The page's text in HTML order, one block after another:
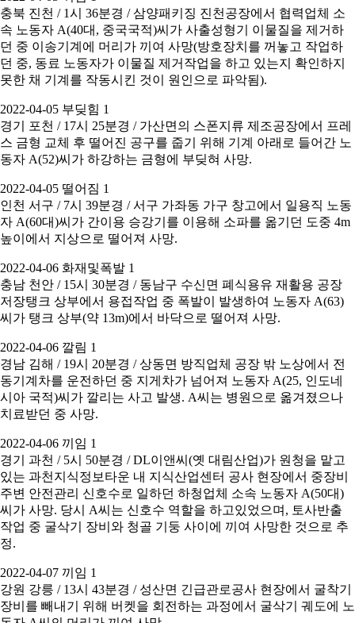
충북 진천 / 1시 36분경 / 삼양패키징 진천공장에서 협력업체 소
속 노동자 A(40대, 중국국적)씨가 사출성형기 이물질을 제거하
던 중 이송기계에 머리가 끼여 사망(방호장치를 꺼놓고 작업하
던 중, 동료 노동자가 이물질 제거작업을 하고 있는지 확인하지
못한 채 기계를 작동시킨 것이 원인으로 파악됨).
2022-04-05 부딪힘 1
경기 포천 / 17시 25분경 / 가산면의 스폰지류 제조공장에서 프레
스 금형 교체 후 떨어진 공구를 줍기 위해 기계 아래로 들어간 노
동자 A(52)씨가 하강하는 금형에 부딪혀 사망.
2022-04-05 떨어짐 1
인천 서구 / 7시 39분경 / 서구 가좌동 가구 창고에서 일용직 노동
자 A(60대)씨가 간이용 승강기를 이용해 소파를 옮기던 도중 4m
높이에서 지상으로 떨어져 사망.
2022-04-06 화재및폭발 1
충남 천안 / 15시 30분경 / 동남구 수신면 폐식용유 재활용 공장
저장탱크 상부에서 용접작업 중 폭발이 발생하여 노동자 A(63)
씨가 탱크 상부(약 13m)에서 바닥으로 떨어져 사망.
2022-04-06 깔림 1
경남 김해 / 19시 20분경 / 상동면 방직업체 공장 밖 노상에서 전
동기계차를 운전하던 중 지게차가 넘어져 노동자 A(25, 인도네
시아 국적)씨가 깔리는 사고 발생. A씨는 병원으로 옮겨졌으나
치료받던 중 사망.
2022-04-06 끼임 1
경기 과천 / 5시 50분경 / DL이앤씨(옛 대림산업)가 원청을 맡고
있는 과천지식정보타운 내 지식산업센터 공사 현장에서 중장비
주변 안전관리 신호수로 일하던 하청업체 소속 노동자 A(50대)
씨가 사망. 당시 A씨는 신호수 역할을 하고있었으며, 토사반출
작업 중 굴삭기 장비와 청골 기둥 사이에 끼여 사망한 것으로 추
정.
2022-04-07 끼임 1
강원 강릉 / 13시 43분경 / 성산면 긴급관로공사 현장에서 굴착기
장비를 빼내기 위해 버켓을 회전하는 과정에서 굴삭기 궤도에 노